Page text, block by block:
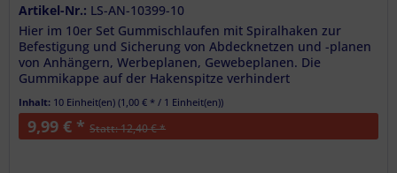
Artikel-Nr.: LS-AN-10399-10
Hier im 10er Set Gummischlaufen mit Spiralhaken zur
Befestigung und Sicherung von Abdecknetzen und -planen
von Anhängern, Werbeplanen, Gewebeplanen. Die
Gummikappe auf der Hakenspitze verhindert
Inhalt: 10 Einheit(en) (1,00 € * / 1 Einheit(en))
9,99 € *Statt: 12,40 € *